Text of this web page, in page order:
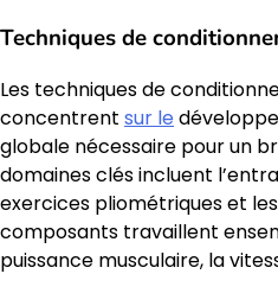
Techniques de
Les techniques de
concentrent sur le
globale nécessaire pour un
domaines clés incluent
exercices pliométriques et
composants travaillent
puissance musculaire, la